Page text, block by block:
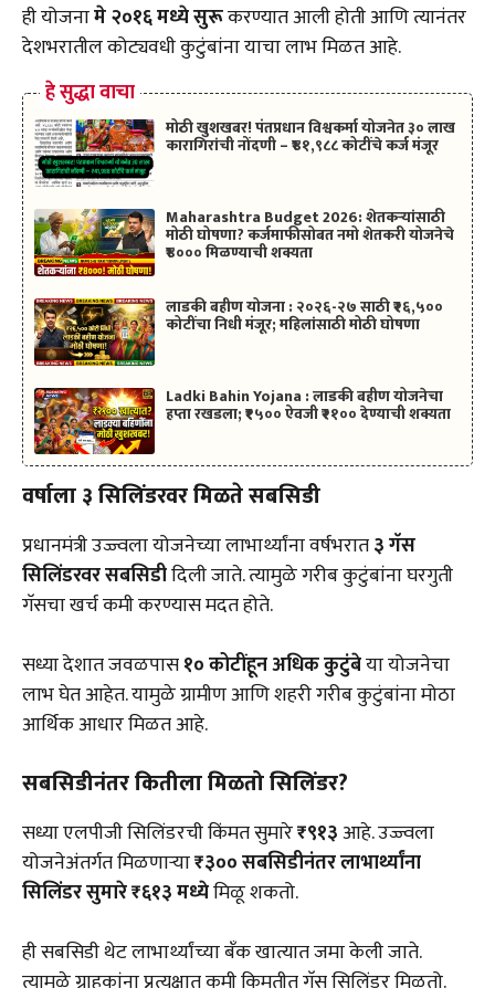
ही योजनामे २०१६ मध्ये सुरूकरण्यात आली होती आणि त्यानंतर
देशभरातील कोट्यवधी कुटुंबांना याचा लाभ मिळत आहे.
हे सुद्धा वाचा
मोठी खुशखबर! पंतप्रधान विश्वकर्मा योजनेत ३० लाख
कारागिरांची नोंदणी – ₹४१,९८८ कोटींचे कर्ज मंजूर
Maharashtra Budget 2026: शेतकऱ्यांसाठी
मोठी घोषणा? कर्जमाफीसोबत नमो शेतकरी योजनेचे
₹४००० मिळण्याची शक्यता
लाडकी बहीण योजना : २०२६-२७ साठी ₹२६,५००
कोटींचा निधी मंजूर; महिलांसाठी मोठी घोषणा
Ladki Bahin Yojana : लाडकी बहीण योजनेचा
हप्ता रखडला; ₹१५०० ऐवजी ₹२१०० देण्याची शक्यता
वर्षाला ३ सिलिंडरवर मिळते सबसिडी
प्रधानमंत्री उज्ज्वला योजनेच्या लाभार्थ्यांना वर्षभरात३ गॅस
सिलिंडरवर सबसिडीदिली जाते. त्यामुळे गरीब कुटुंबांना घरगुती
गॅसचा खर्च कमी करण्यास मदत होते.
सध्या देशात जवळपास१० कोटींहून अधिक कुटुंबेया योजनेचा
लाभ घेत आहेत. यामुळे ग्रामीण आणि शहरी गरीब कुटुंबांना मोठा
आर्थिक आधार मिळत आहे.
सबसिडीनंतर कितीला मिळतो सिलिंडर?
सध्या एलपीजी सिलिंडरची किंमत सुमारे₹९१३आहे. उज्ज्वला
योजनेअंतर्गत मिळणाऱ्या₹३०० सबसिडीनंतर लाभार्थ्यांना
सिलिंडर सुमारे ₹६१३ मध्येमिळू शकतो.
ही सबसिडी थेट लाभार्थ्यांच्या बँक खात्यात जमा केली जाते.